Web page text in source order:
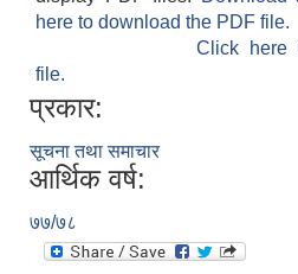
here to download the PDF file.
Click here
file.
प्रकार:
सूचना तथा समाचार
आर्थिक वर्ष:
७७/७८